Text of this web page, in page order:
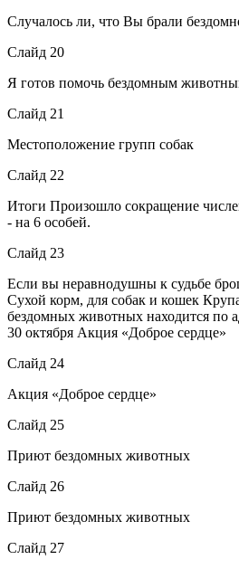
Случалось ли, что Вы брали
Слайд 20
Я готов помочь бездомным
Слайд 21
Местоположение групп собак
Слайд 22
Итоги Произошло сокращение
- на 6 особей.
Слайд 23
Если вы неравнодушны к судьбе
Сухой корм, для собак и кошек
бездомных животных находится по
30 октября Акция «Доброе сердце»
Слайд 24
Акция «Доброе сердце»
Слайд 25
Приют бездомных животных
Слайд 26
Приют бездомных животных
Слайд 27